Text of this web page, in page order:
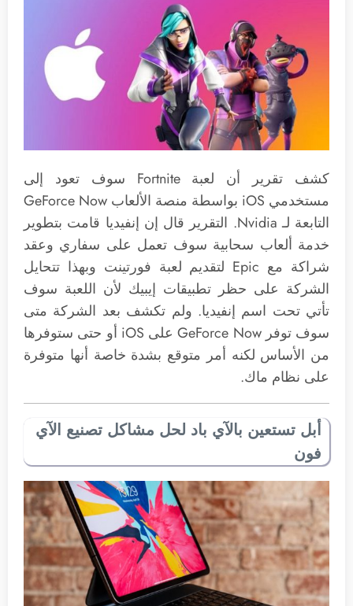
كشف تقرير أن لعبة Fortnite سوف تعود إلى
مستخدمي iOS بواسطة منصة الألعاب GeForce Now
التابعة لـ Nvidia. التقرير قال إن إنفيديا قامت بتطوير
خدمة ألعاب سحابية سوف تعمل على سفاري وعقد
شراكة مع Epic لتقديم لعبة فورتينت وبهذا تتحايل
الشركة على حظر تطبيقات إيبيك لأن اللعبة سوف
تأتي تحت اسم إنفيديا. ولم تكشف بعد الشركة متى
سوف توفر GeForce Now على iOS أو حتى ستوفرها
من الأساس لكنه أمر متوقع بشدة خاصة أنها متوفرة
على نظام ماك.
أبل تستعين بالآي باد لحل مشاكل تصنيع الآي
فون